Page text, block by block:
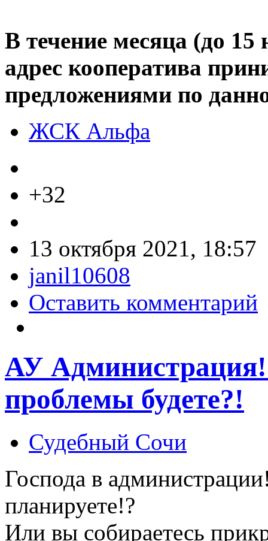
В течение месяца (до
адрес кооператива
предложениями по
ЖСК Альфа
+32
13 октября 2021, 18:57
janil10608
Оставить комментарий
АУ
проблемы будете?!
Судебный Сочи
Господа в
планируете!?
Или вы собираетесь